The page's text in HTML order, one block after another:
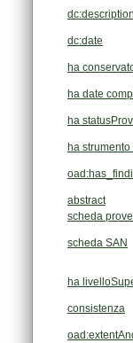
dc:description
dc:date
ha
ha date
ha
ha
abstract
scheda
scheda SAN
ha
consistenza